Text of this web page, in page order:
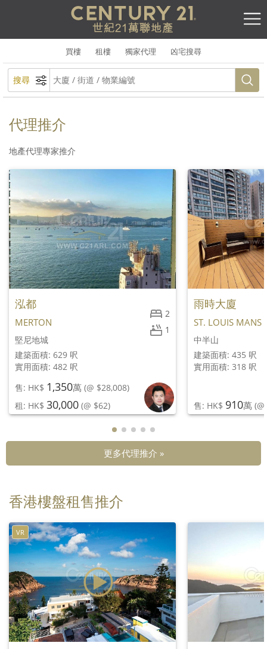
買樓 租樓 獨家代理 凶宅搜尋
搜尋
代理推介
地產代理專家推介
2
1
泓都
MERTON
堅尼地城
建築面積: 629 呎
實用面積: 482 呎
售: HK$ 1,350萬 (@ $28,008)
租: HK$ 30,000 (@ $62)
雨時大廈
ST. LOUIS MANS
中半山
建築面積: 435 呎
實用面積: 318 呎
售: HK$ 910萬
更多代理推介 »
香港樓盤租售推介
VR